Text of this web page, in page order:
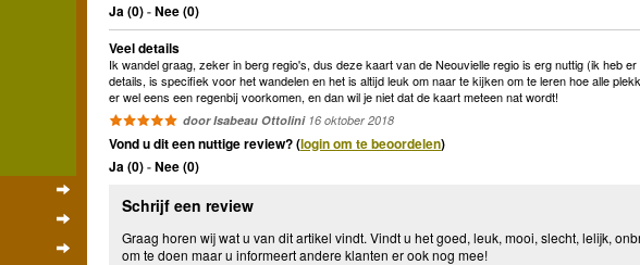
Ja (0)-Nee (0)
Veel details
Ik wandel graag, zeker in berg regio's, dus deze kaart van de Neouvielle regio is erg nuttig (ik heb
details, is specifiek voor het wandelen en het is altijd leuk om naar te kijken om te leren hoe alle
er wel eens een regenbij voorkomen, en dan wil je niet dat de kaart meteen nat wordt!
door Isabeau Ottolini16 oktober 2018
Vond u dit een nuttige review? (login om te beoordelen)
Ja (0)-Nee (0)
Schrijf een review
Graag horen wij wat u van dit artikel vindt. Vindt u het goed, leuk, mooi, slecht, lelijk,
om te doen maar u informeert andere klanten er ook nog mee!